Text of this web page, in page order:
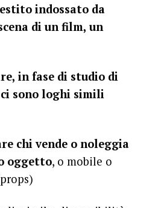
indossato da
di un film, un
in fase di studio di
sono loghi simili
chi vende o noleggia
oggetto, o mobile o